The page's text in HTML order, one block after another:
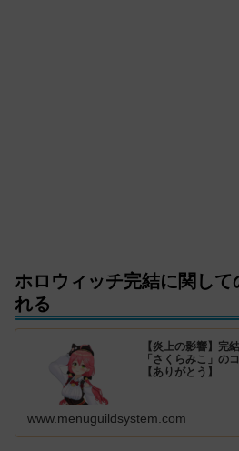
ホロウィッチ完結に関し
れる
【炎上の影響】完
「さくらみこ」の
【ありがとう】
www.menuguildsystem.com